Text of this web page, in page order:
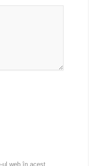
ul web în acest